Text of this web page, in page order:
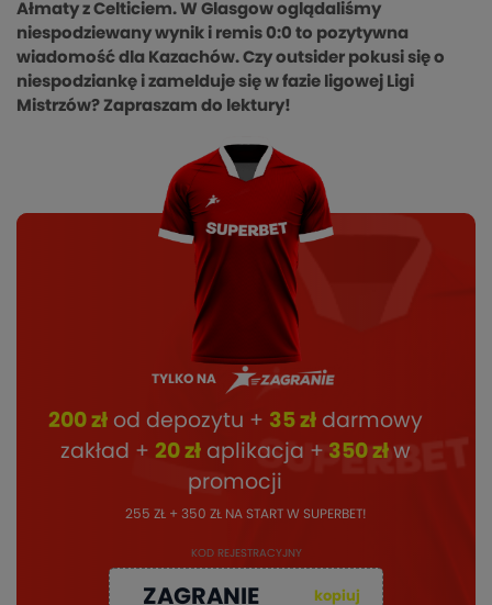
Ałmaty z Celticiem. W Glasgow oglądaliśmy
niespodziewany wynik i remis 0:0 to pozytywna
wiadomość dla Kazachów. Czy outsider pokusi się o
niespodziankę i zamelduje się w fazie ligowej Ligi
Mistrzów? Zapraszam do lektury!
TYLKO NA
200 złod depozytu + 35 złdarmowy
zakład + 20 złaplikacja + 350 zł w
promocji
255 ZŁ + 350 ZŁ NA START W SUPERBET!
KOD REJESTRACYJNY
ZAGRANIE kopiuj